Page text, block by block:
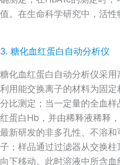
值。在生命科学研究中，活
3. 糖化血红蛋白自动分析仪
糖化血红蛋白自动分析仪采
利用能交换离子的材料为固
分比测定；当一定量的全血
红蛋白Hb，并由稀释液稀释
最新研发的非多孔性、不溶
子；样品通过过滤器从交换
向下移动。此时溶液中所含